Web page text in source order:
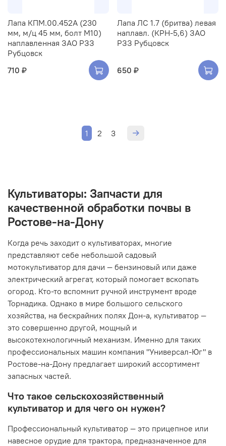
Лапа КПМ.00.452А (230
мм, м/ц 45 мм, болт М10)
наплавленная ЗАО РЗЗ
Рубцовск
710 ₽
Лапа ЛС 1.7 (бритва) левая
наплавл. (КРН-5,6) ЗАО
РЗЗ Рубцовск
650 ₽
1 2 3
Культиваторы: Запчасти для
качественной обработки почвы в
Ростове-на-Дону
Когда речь заходит о культиваторах, многие
представляют себе небольшой садовый
мотокультиватор для дачи — бензиновый или даже
электрический агрегат, который помогает вскопать
огород. Кто-то вспомнит ручной инструмент вроде
Торнадика. Однако в мире большого сельского
хозяйства, на бескрайних полях Дон-а, культиватор —
это совершенно другой, мощный и
высокотехнологичный механизм. Именно для таких
профессиональных машин компания "Универсал-Юг" в
Ростове-на-Дону предлагает широкий ассортимент
запасных частей.
Что такое сельскохозяйственный
культиватор и для чего он нужен?
Профессиональный культиватор — это прицепное или
навесное орудие для трактора, предназначенное для